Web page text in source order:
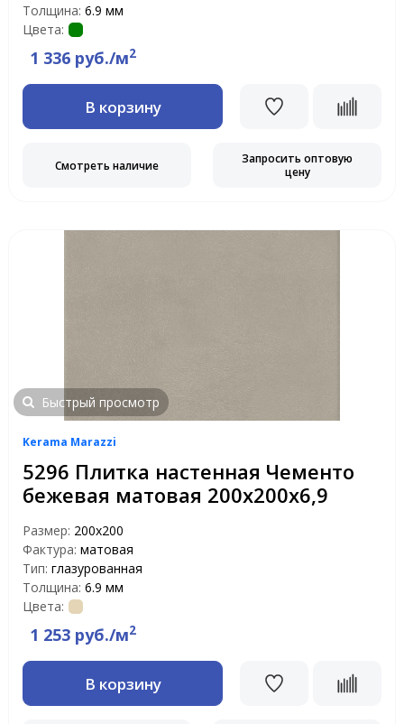
Толщина: 6.9 мм
Цвета:
1 336 руб./м2
В корзину
Смотреть наличие
Запросить оптовую
цену
Быстрый просмотр
Kerama Marazzi
5296 Плитка настенная Чементо
бежевая матовая 200х200х6,9
Размер: 200х200
Фактура: матовая
Тип: глазурованная
Толщина: 6.9 мм
Цвета:
1 253 руб./м2
В корзину